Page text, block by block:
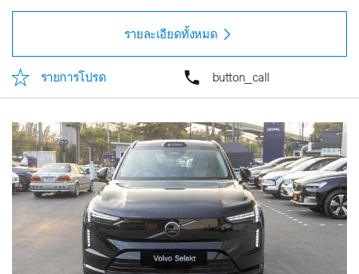
รายละเอียดทั้งหมด
รายการโปรด button_call